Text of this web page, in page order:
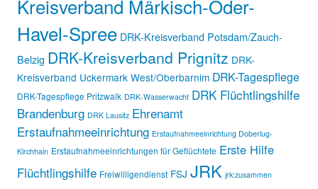
Kreisverband Märkisch-Oder-
Havel-Spree DRK-Kreisverband Potsdam/Zauch-
Belzig DRK-Kreisverband Prignitz DRK-
Kreisverband Uckermark West/Oberbarnim DRK-Tagespflege
DRK-Tagespflege Pritzwalk DRK-Wasserwacht DRK Flüchtlingshilfe
Brandenburg DRK Lausitz Ehrenamt
Erstaufnahmeeinrichtung Erstaufnahmeeinrichtung Doberlug-
Kirchhain Erstaufnahmeeinrichtungen für Geflüchtete Erste Hilfe
Flüchtlingshilfe Freiwilligendienst FSJ JRK jrk:zusammen